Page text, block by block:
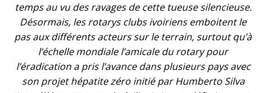
temps au vu des ravages de cette tueuse silencieuse.
Désormais, les rotarys clubs ivoiriens emboitent le
pas aux différents acteurs sur le terrain, surtout qu’à
l’échelle mondiale l’amicale du rotary pour
l’éradication a pris l’avance dans plusieurs pays avec
son projet hépatite zéro initié par Humberto Silva